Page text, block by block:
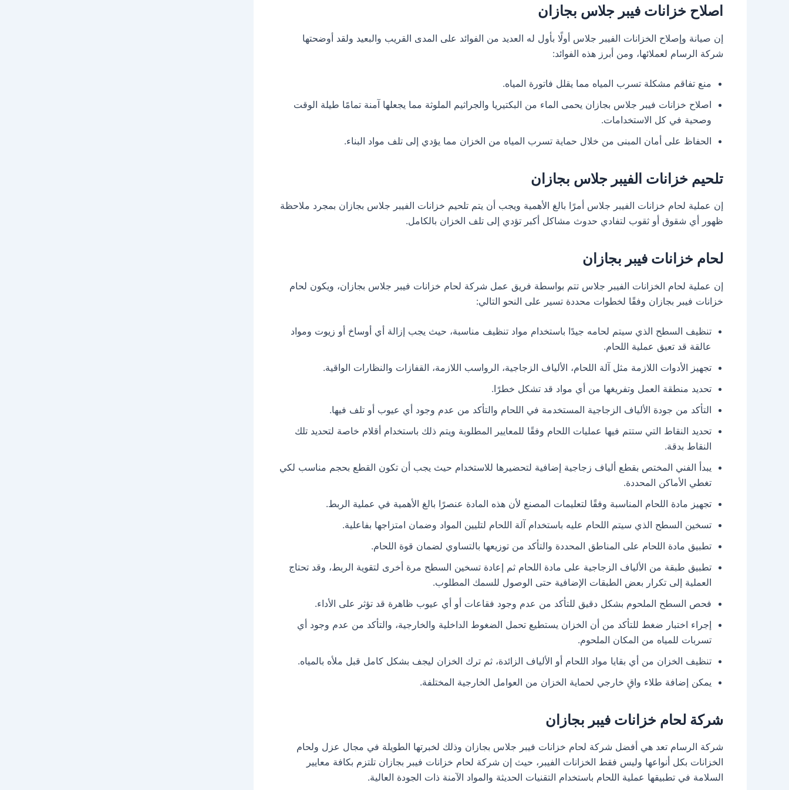
اصلاح خزانات فيبر جلاس بجازان
إن صيانة وإصلاح الخزانات الفيبر جلاس أولًا بأول له العديد من الفوائد على المدى القريب والبعيد ولقد أوضحتها
شركة الرسام لعملائها، ومن أبرز هذه الفوائد:
منع تفاقم مشكلة تسرب المياه مما يقلل فاتورة المياه.
اصلاح خزانات فيبر جلاس بجازان يحمى الماء من البكتيريا والجراثيم الملوثة مما يجعلها آمنة تمامًا طيلة الوقت
وصحية في كل الاستخدامات.
الحفاظ على أمان المبنى من خلال حماية تسرب المياه من الخزان مما يؤدي إلى تلف مواد البناء.
تلحيم خزانات الفيبر جلاس بجازان
إن عملية لحام خزانات الفيبر جلاس أمرًا بالغ الأهمية ويجب أن يتم تلحيم خزانات الفيبر جلاس بجازان بمجرد ملاحظة
ظهور أي شقوق أو ثقوب لتفادي حدوث مشاكل أكبر تؤدي إلى تلف الخزان بالكامل.
لحام خزانات فيبر بجازان
إن عملية لحام الخزانات الفيبر جلاس تتم بواسطة فريق عمل شركة لحام خزانات فيبر جلاس بجازان، ويكون لحام
خزانات فيبر بجازان وفقًا لخطوات محددة تسير على النحو التالي:
تنظيف السطح الذي سيتم لحامه جيدًا باستخدام مواد تنظيف مناسبة، حيث يجب إزالة أي أوساخ أو زيوت ومواد
عالقة قد تعيق عملية اللحام.
تجهيز الأدوات اللازمة مثل آلة اللحام، الألياف الزجاجية، الرواسب اللازمة، القفازات والنظارات الواقية.
تحديد منطقة العمل وتفريغها من أي مواد قد تشكل خطرًا.
التأكد من جودة الألياف الزجاجية المستخدمة في اللحام والتأكد من عدم وجود أي عيوب أو تلف فيها.
تحديد النقاط التي ستتم فيها عمليات اللحام وفقًا للمعايير المطلوبة ويتم ذلك باستخدام أقلام خاصة لتحديد تلك
النقاط بدقة.
يبدأ الفني المختص بقطع ألياف زجاجية إضافية لتحضيرها للاستخدام حيث يجب أن تكون القطع بحجم مناسب لكي
تغطي الأماكن المحددة.
تجهيز مادة اللحام المناسبة وفقًا لتعليمات المصنع لأن هذه المادة عنصرًا بالغ الأهمية في عملية الربط.
تسخين السطح الذي سيتم اللحام عليه باستخدام آلة اللحام لتليين المواد وضمان امتزاجها بفاعلية.
تطبيق مادة اللحام على المناطق المحددة والتأكد من توزيعها بالتساوي لضمان قوة اللحام.
تطبيق طبقة من الألياف الزجاجية على مادة اللحام ثم إعادة تسخين السطح مرة أخرى لتقوية الربط، وقد تحتاج
العملية إلى تكرار بعض الطبقات الإضافية حتى الوصول للسمك المطلوب.
فحص السطح الملحوم بشكل دقيق للتأكد من عدم وجود فقاعات أو أي عيوب ظاهرة قد تؤثر على الأداء.
إجراء اختبار ضغط للتأكد من أن الخزان يستطيع تحمل الضغوط الداخلية والخارجية، والتأكد من عدم وجود أي
تسربات للمياه من المكان الملحوم.
تنظيف الخزان من أي بقايا مواد اللحام أو الألياف الزائدة، ثم ترك الخزان ليجف بشكل كامل قبل ملأه بالمياه.
يمكن إضافة طلاء واقِ خارجي لحماية الخزان من العوامل الخارجية المختلفة.
شركة لحام خزانات فيبر بجازان
شركة الرسام تعد هي أفضل شركة لحام خزانات فيبر جلاس بجازان وذلك لخبرتها الطويلة في مجال عزل ولحام
الخزانات بكل أنواعها وليس فقط الخزانات الفيبر، حيث إن شركة لحام خزانات فيبر بجازان تلتزم بكافة معايير
السلامة في تطبيقها عملية اللحام باستخدام التقنيات الحديثة والمواد الآمنة ذات الجودة العالية.